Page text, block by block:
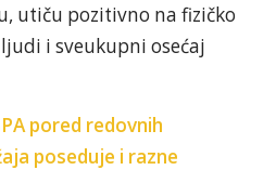
utiču pozitivno na fizičko
i sveukupni osećaj
pored redovnih
poseduje i razne